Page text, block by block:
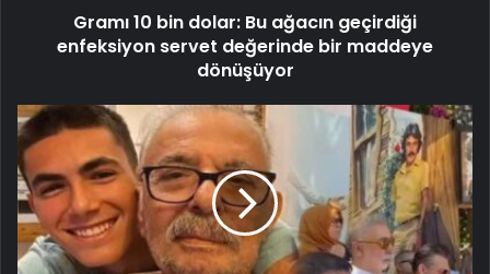
Gramı 10 bin dolar: Bu ağacın geçirdiği
enfeksiyon servet değerinde bir maddeye
dönüşüyor